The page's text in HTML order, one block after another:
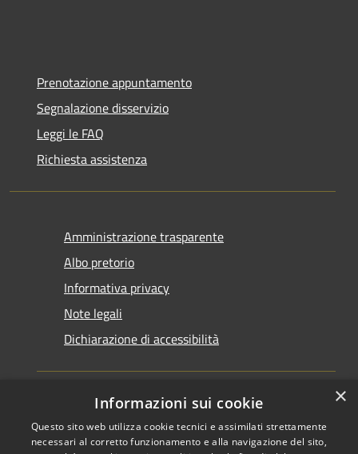
Prenotazione appuntamento
Segnalazione disservizio
Leggi le FAQ
Richiesta assistenza
Amministrazione trasparente
Albo pretorio
Informativa privacy
Note legali
Dichiarazione di accessibilità
RSS
Copyright © 2026 • Comune di
×
Informazioni sui cookie
Questo sito web utilizza cookie tecnici e assimilati strettamente
necessari al corretto funzionamento e alla navigazione del sito,